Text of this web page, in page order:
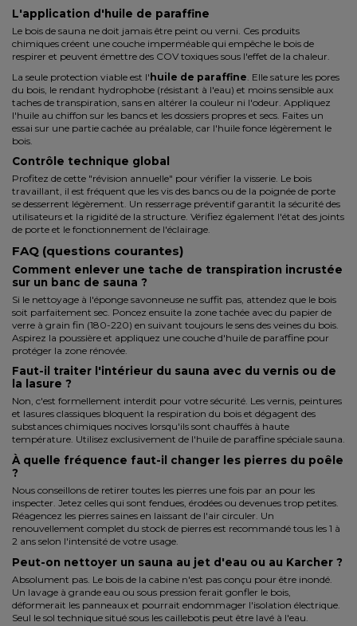
L'application d'huile de paraffine
Le bois de sauna ne doit jamais être peint ou verni. Ces produits
chimiques créent une couche imperméable qui empêche le bois de
respirer et peuvent émettre des COV toxiques sous l'effet de la chaleur.
La seule protection viable est l'huile de paraffine . Elle sature les pores
du bois, le rendant hydrophobe (résistant à l'eau) et moins sensible aux
taches de transpiration, sans en altérer la couleur ni l'odeur. Appliquez
l'huile au chiffon sur les bancs et les dossiers propres et secs. Faites un
essai sur une partie cachée au préalable, car l'huile fonce légèrement le
bois.
Contrôle technique global
Profitez de cette "révision annuelle" pour vérifier la visserie. Le bois
travaillant, il est fréquent que les vis des bancs ou de la poignée de porte
se desserrent légèrement. Un resserrage préventif garantit la sécurité des
utilisateurs et la rigidité de la structure. Vérifiez également l'état des joints
de porte et le fonctionnement de l'éclairage.
FAQ (questions courantes)
Comment enlever une tache de transpiration incrustée
sur un banc de sauna ?
Si le nettoyage à l'éponge savonneuse ne suffit pas, attendez que le bois
soit parfaitement sec. Poncez ensuite la zone tachée avec du papier de
verre à grain fin (180-220) en suivant toujours le sens des veines du bois.
Aspirez la poussière et appliquez une couche d'huile de paraffine pour
protéger la zone rénovée.
Faut-il traiter l'intérieur du sauna avec du vernis ou de
la lasure ?
Non, c'est formellement interdit pour votre sécurité. Les vernis, peintures
et lasures classiques bloquent la respiration du bois et dégagent des
substances chimiques nocives lorsqu'ils sont chauffés à haute
température. Utilisez exclusivement de l'huile de paraffine spéciale sauna.
À quelle fréquence faut-il changer les pierres du poêle
?
Nous conseillons de retirer toutes les pierres une fois par an pour les
inspecter. Jetez celles qui sont fendues, érodées ou devenues trop petites.
Réagencez les pierres saines en laissant de l'air circuler. Un
renouvellement complet du stock de pierres est recommandé tous les 1 à
2 ans selon l'intensité de votre usage.
Peut-on nettoyer un sauna au jet d'eau ou au Karcher ?
Absolument pas. Le bois de la cabine n'est pas conçu pour être inondé.
Un lavage à grande eau ou sous pression ferait gonfler le bois,
déformerait les panneaux et pourrait endommager l'isolation électrique.
Seul le sol technique situé sous les caillebotis peut être lavé à l'eau.